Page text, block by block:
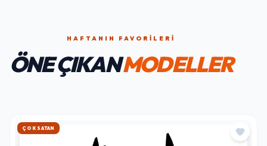
HAFTANIN FAVORILERI
ÖNE ÇIKANMODELLER
HIZLI KARGO